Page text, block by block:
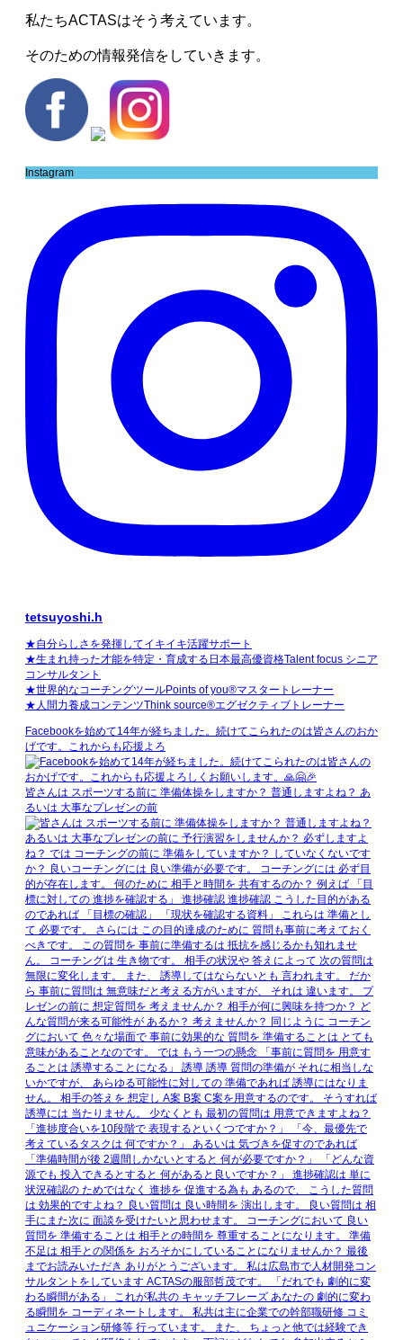
私たちACTASはそう考えています。
そのための情報発信をしていきます。
Instagram
tetsuyoshi.h
★自分らしさを発揮してイキイキ活躍サポート
★生まれ持った才能を特定・育成する日本最高優資格Talent focus シニア
コンサルタント
★世界的なコーチングツールPoints of you®マスタートレーナー
★人間力養成コンテンツThink source®エグゼクティブトレーナー
Facebookを始めて14年が経ちました。続けてこられたのは皆さんのおか
げです。これからも応援よろ
皆さんは スポーツする前に 準備体操をしますか？ 普通しますよね？ あ
るいは 大事なプレゼンの前